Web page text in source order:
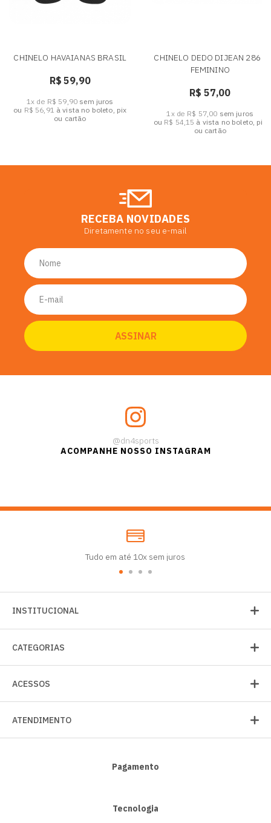
CHINELO HAVAIANAS BRASIL
R$ 59,90
1x de R$ 59,90 sem juros
ou R$ 56,91 à vista no boleto, pix
ou cartão
CHINELO DEDO DIJEAN 286 -
FEMININO
R$ 57,00
1x de R$ 57,00 sem juros
ou R$ 54,15 à vista no boleto, pix
ou cartão
RECEBA NOVIDADES
Diretamente no seu e-mail
@dn4sports
ACOMPANHE NOSSO INSTAGRAM
Tudo em até 10x sem juros
INSTITUCIONAL
CATEGORIAS
ACESSOS
ATENDIMENTO
Pagamento
Tecnologia